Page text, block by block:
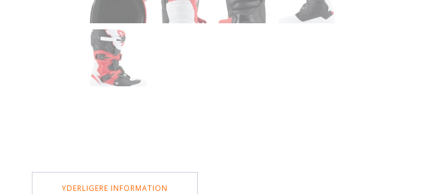
YDERLIGERE INFORMATION